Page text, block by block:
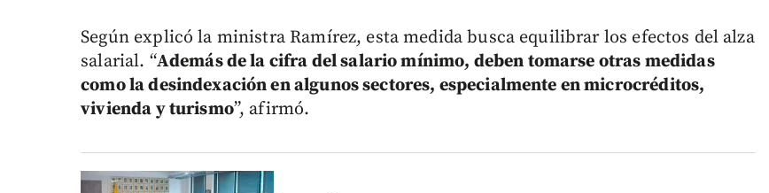
Según explicó la ministra Ramírez, esta medida busca equilibrar los efectos del alza
salarial. “Además de la cifra del salario mínimo, deben tomarse otras medidas
como la desindexación en algunos sectores, especialmente en microcréditos,
vivienda y turismo”, afirmó.